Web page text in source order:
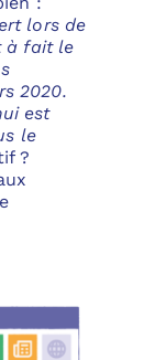
lors de
à fait le
2020.
est
le
?